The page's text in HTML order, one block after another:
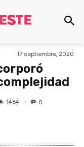
17 septiembre, 2020
1464 0